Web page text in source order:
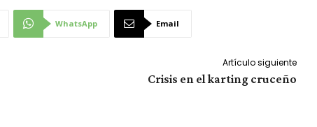
WhatsApp Email
Artículo siguiente
Crisis en el karting cruceño